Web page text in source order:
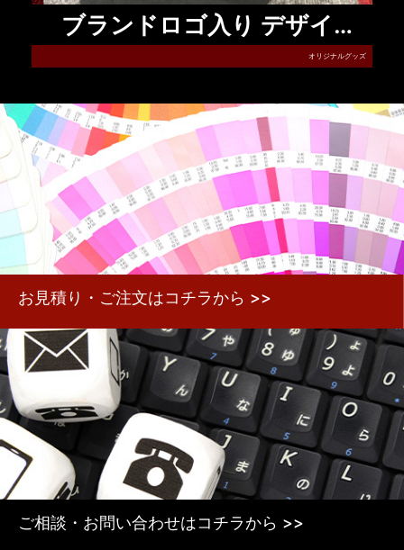
ブランドロゴ入り デザインキャップ
オリジナルグッズ
お見積り・ご注文はコチラから >>
ご相談・お問い合わせはコチラから >>